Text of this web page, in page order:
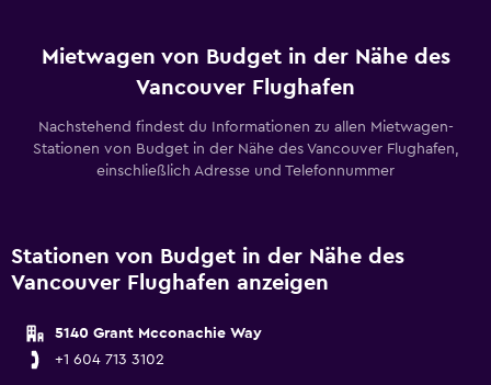
Mietwagen von Budget in der Nähe des
Vancouver Flughafen
Nachstehend findest du Informationen zu allen Mietwagen-
Stationen von Budget in der Nähe des Vancouver Flughafen,
einschließlich Adresse und Telefonnummer
Stationen von Budget in der Nähe des
Vancouver Flughafen anzeigen
5140 Grant Mcconachie Way
+1 604 713 3102